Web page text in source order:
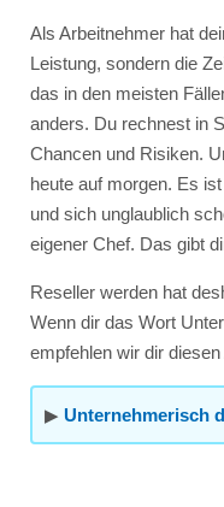
Als Arbeitnehmer hat
Leistung, sondern die
das in den meisten
anders. Du rechnest in
Chancen und Risiken.
heute auf morgen. Es
und sich unglaublich
eigener Chef. Das gibt
Reseller werden hat
Wenn dir das Wort
empfehlen wir dir diesen
▶ Unternehmerisch